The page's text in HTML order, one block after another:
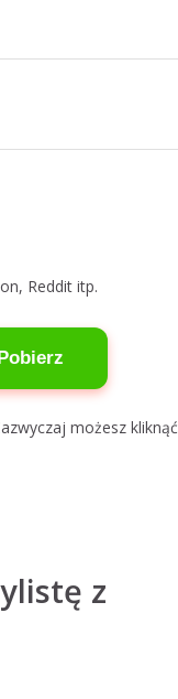
Reddit itp.
możesz kliknąć
z